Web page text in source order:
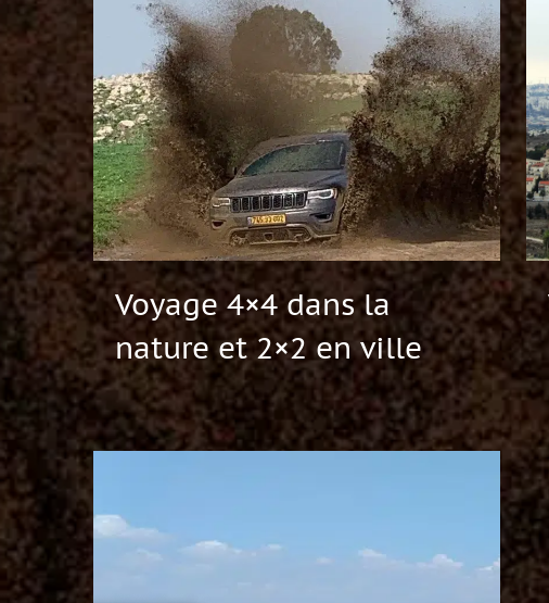
Voyage 4×4 dans la
nature et 2×2 en ville